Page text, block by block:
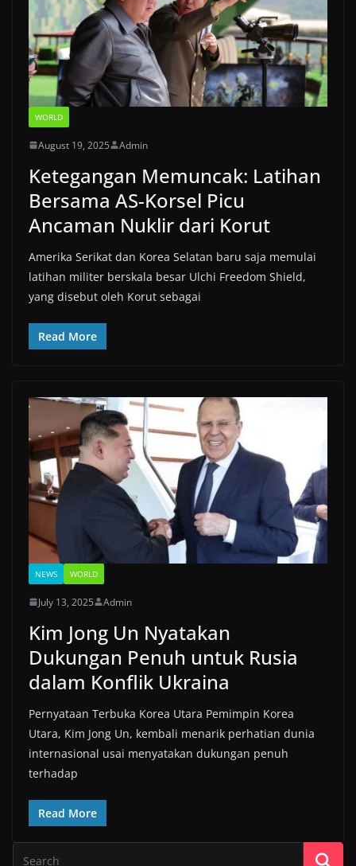
WORLD
August 19, 2025 Admin
Ketegangan Memuncak: Latihan
Bersama AS-Korsel Picu
Ancaman Nuklir dari Korut
Amerika Serikat dan Korea Selatan baru saja memulai
latihan militer berskala besar Ulchi Freedom Shield,
yang disebut oleh Korut sebagai
Read More
NEWS WORLD
July 13, 2025 Admin
Kim Jong Un Nyatakan
Dukungan Penuh untuk Rusia
dalam Konflik Ukraina
Pernyataan Terbuka Korea Utara Pemimpin Korea
Utara, Kim Jong Un, kembali menarik perhatian dunia
internasional usai menyatakan dukungan penuh
terhadap
Read More